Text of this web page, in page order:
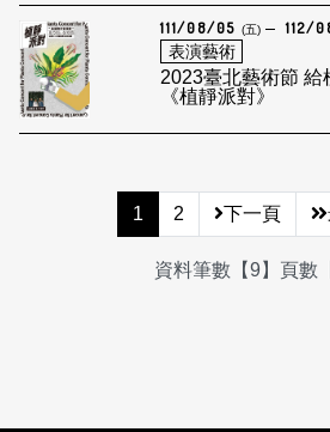
111/08/05 (五) 112/
表演藝術
2023臺北藝術節 給
《植靜派對》
1 2 下一頁
資料筆數【9】頁數